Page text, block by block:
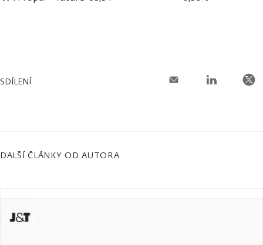
SDÍLENÍ
DALŠÍ ČLÁNKY OD AUTORA